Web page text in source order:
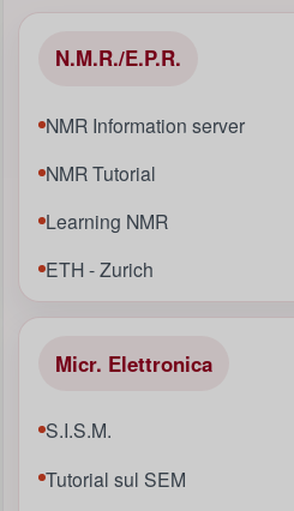
N.M.R./E.P.R.
NMR Information server
NMR Tutorial
Learning NMR
ETH - Zurich
Micr. Elettronica
S.I.S.M.
Tutorial sul SEM